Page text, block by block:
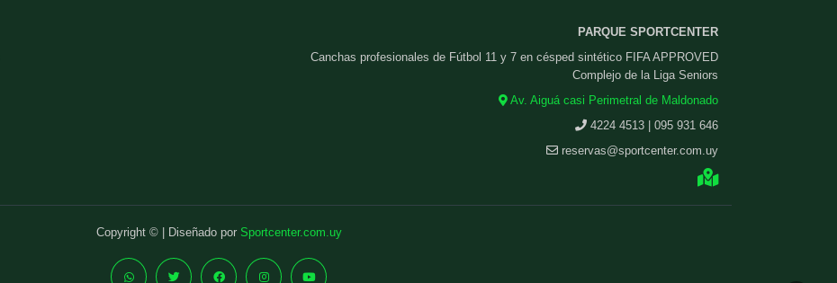
PARQUE SPORTCENTER
Canchas profesionales de Fútbol 11 y 7 en césped sintético FIFA APPROVED
Complejo de la Liga Seniors
Av. Aiguá casi Perimetral de Maldonado
4224 4513 | 095 931 646
reservas@sportcenter.com.uy
Copyright © | Diseñado por Sportcenter.com.uy